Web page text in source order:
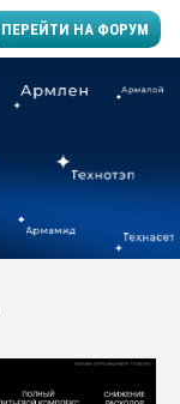
ПЕРЕЙТИ НА ФОРУМ
заводу пластмасс"